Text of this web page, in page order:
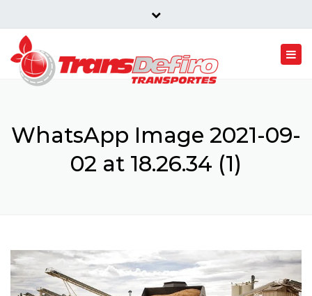
Close
bar
WhatsApp Image 2021-09-
02 at 18.26.34 (1)